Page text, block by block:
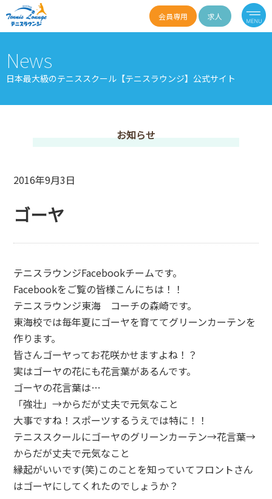
会員専用 求人
News
日本最大級のテニススクール【テニスラウンジ】公式サイト
お知らせ
2016年9月3日
ゴーヤ
テニスラウンジFacebookチームです。
Facebookをご覧の皆様こんにちは！！
テニスラウンジ東海 コーチの森崎です。
東海校では毎年夏にゴーヤを育ててグリーンカーテンを
作ります。
皆さんゴーヤってお花咲かせますよね！？
実はゴーヤの花にも花言葉があるんです。
ゴーヤの花言葉は…
「強壮」→からだが丈夫で元気なこと
大事ですね！スポーツするうえでは特に！！
テニススクールにゴーヤのグリーンカーテン→花言葉→
からだが丈夫で元気なこと
縁起がいいです(笑)このことを知っていてフロントさん
はゴーヤにしてくれたのでしょうか？